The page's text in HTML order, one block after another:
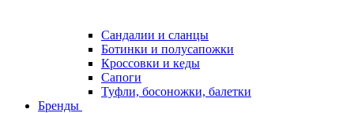
Сандалии и сланцы
Ботинки и полусапожки
Кроссовки и кеды
Сапоги
Туфли, босоножки, балетки
Бренды